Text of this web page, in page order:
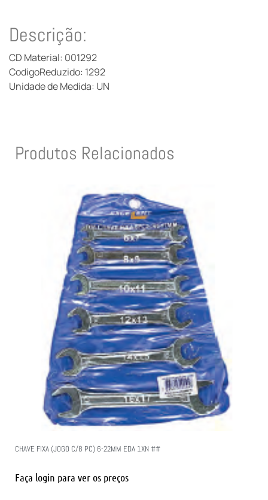
Descrição:
CD Material: 001292
CodigoReduzido: 1292
Unidade de Medida: UN
Produtos Relacionados
CHAVE FIXA (JOGO C/8 PC) 6-22MM EDA 1XN ##
Faça login para ver os preços